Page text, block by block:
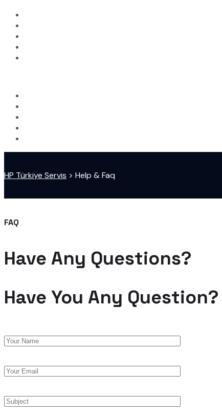
HP Türkiye Servis > Help & Faq
FAQ
Have Any Questions?
Have You Any Question?